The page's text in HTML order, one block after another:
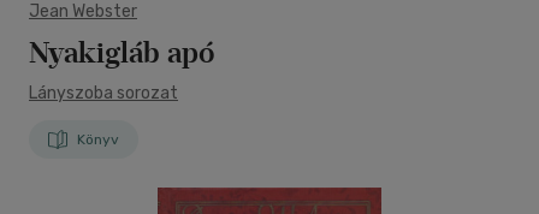
Jean Webster
Nyakigláb apó
Lányszoba sorozat
Könyv